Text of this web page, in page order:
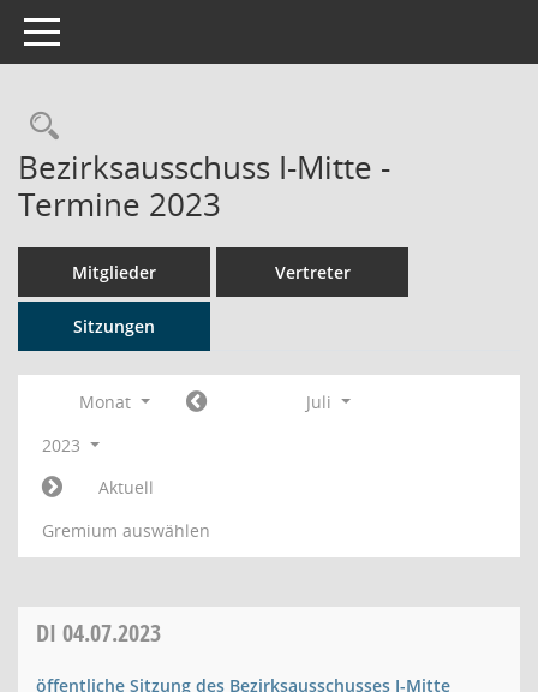
Toggle navigation
Rechercheauswahl
Bezirksausschuss I-Mitte -
Termine 2023
Mitglieder Vertreter
Sitzungen
Monat
Juli
2023
Aktuell
Gremium auswählen
DI 04.07.2023
öffentliche Sitzung des Bezirksausschusses I-Mitte